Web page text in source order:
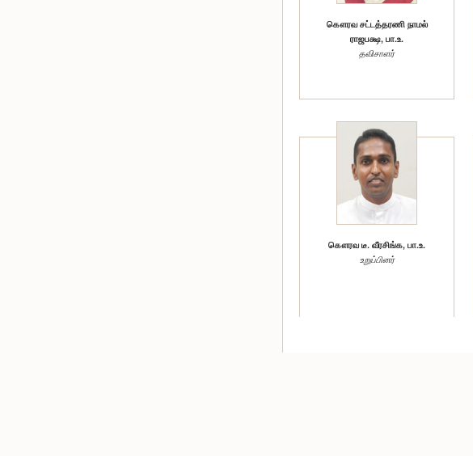
கௌரவ சட்டத்தரணி நாமல்
ராஜபக்ஷ, பா.உ.
தவிசாளர்
கௌரவ டீ. வீரசிங்க, பா.உ.
உறுப்பினர்